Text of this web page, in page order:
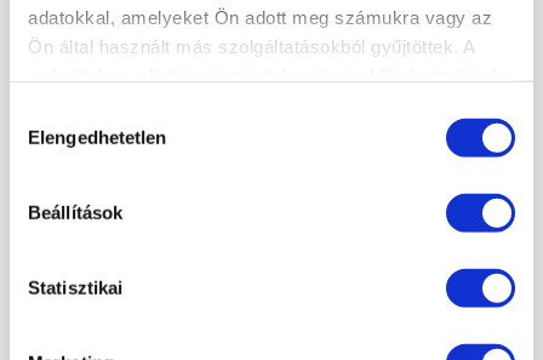
adatokkal, amelyeket Ön adott meg számukra vagy az
Ön által használt más szolgáltatásokból gyűjtöttek. A
kiválasztása
Elengedhetetlen
Beállítások
Statisztikai
NYILATKOZATOK
AzÁltalános Felhasználási és Adatvédelmi Szabályzatot
elolvastam és elfogadom.
REGISZTRÁCIÓ